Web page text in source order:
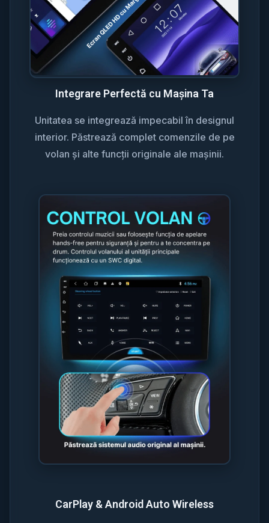
Integrare Perfectă cu Mașina Ta
Unitatea se integrează impecabil în designul
interior. Păstrează complet comenzile de pe
volan și alte funcții originale ale mașinii.
CarPlay & Android Auto Wireless